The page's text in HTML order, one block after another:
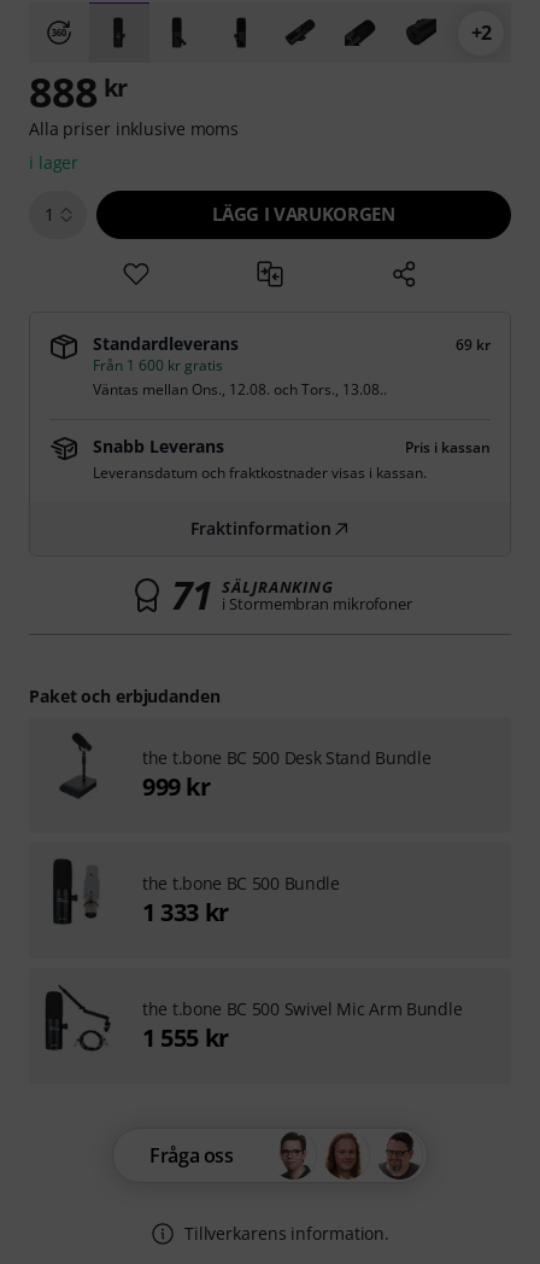
+2
888 kr
Alla priser inklusive moms
i lager
1 LÄGG I VARUKORGEN
Standardleverans
69 kr
Från 1 600 kr gratis
Väntas mellan Ons., 12.08. ochTors., 13.08..
Snabb Leverans
Pris i kassan
Leveransdatum och fraktkostnader visas i kassan.
Fraktinformation
71 SÄLJRANKING
i Stormembran mikrofoner
Fråga oss
Tillverkarens information.
Paket och erbjudanden
the t.bone BC 500 Desk Stand Bundle
999 kr
the t.bone BC 500 Bundle
1 333 kr
the t.bone BC 500 Swivel Mic Arm Bundle
1 555 kr